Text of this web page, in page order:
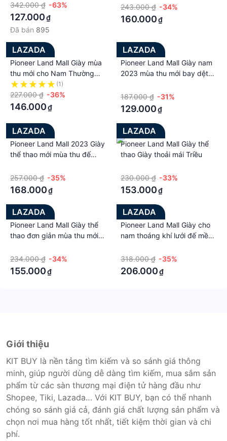
342.000 ₫ -63%
127.000₫
Đã bán 895
giày nam
243.000 ₫ -34%
160.000₫
LAZADA
Pioneer Land Mall Giày mùa
thu mới cho Nam Thường
Ngày 2023 Giày Chạy nhẹ
Hàn Quốc cổ thấp shal cổ
thấp Giày thể thao thường
(1)
227.000 ₫ -36%
146.000₫
LAZADA
Pioneer Land Mall Giày nam
2023 mùa thu mới bay dệt
Giày chạy thể thao thời trang
nam
187.000 ₫ -31%
129.000₫
LAZADA
Pioneer Land Mall 2023 Giày
thể thao mới mùa thu đế
Giày trượt ván thường ngày
thời trang Hàn Quốc
257.000 ₫ -35%
168.000₫
LAZADA
Pioneer Land Mall Giày thể
thao Giày thoải mái Triều
230.000 ₫ -33%
153.000₫
LAZADA
Pioneer Land Mall Giày thể
thao đơn giản mùa thu mới
lưới Giày đế mềm Hàn Quốc
234.000 ₫ -34%
155.000₫
LAZADA
Pioneer Land Mall Giày cho
nam thoáng khí lưới đế mềm
thu 2023
318.000 ₫ -35%
206.000₫
Giới thiệu
KIT BUY là nền tảng tìm kiếm và so sánh giá thông
minh, giúp người dùng dễ dàng tìm kiếm, mua sắm sản
phẩm từ các sàn thương mại điện tử hàng đầu như
Shopee, Tiki, Lazada… Với KIT BUY, bạn có thể nhanh
chóng so sánh giá cả, đánh giá chất lượng sản phẩm và
chọn nơi mua hàng tốt nhất, tiết kiệm thời gian và chi
phí.